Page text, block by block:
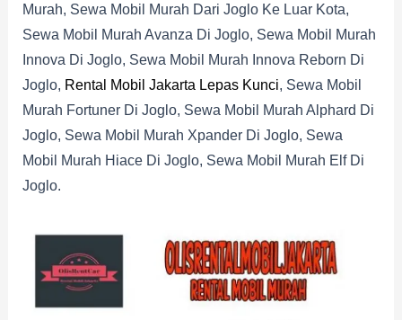
Murah, Sewa Mobil Murah Dari Joglo Ke Luar Kota,
Sewa Mobil Murah Avanza Di Joglo, Sewa Mobil Murah
Innova Di Joglo, Sewa Mobil Murah Innova Reborn Di
Joglo, Rental Mobil Jakarta Lepas Kunci, Sewa Mobil
Murah Fortuner Di Joglo, Sewa Mobil Murah Alphard Di
Joglo, Sewa Mobil Murah Xpander Di Joglo, Sewa
Mobil Murah Hiace Di Joglo, Sewa Mobil Murah Elf Di
Joglo.